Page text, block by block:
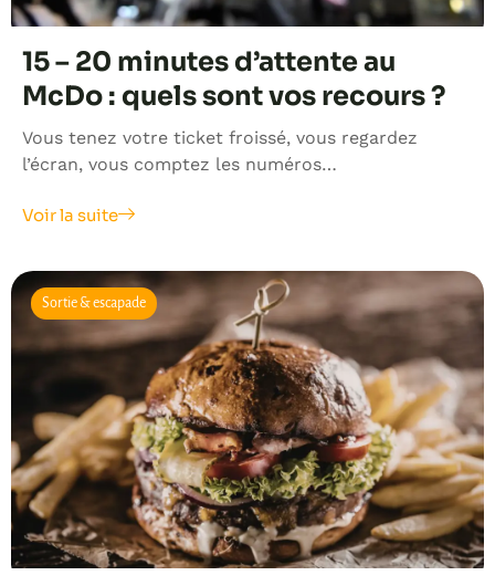
15 – 20 minutes d’attente au
McDo : quels sont vos recours ?
Vous tenez votre ticket froissé, vous regardez
l’écran, vous comptez les numéros…
Voir la suite
Sortie & escapade